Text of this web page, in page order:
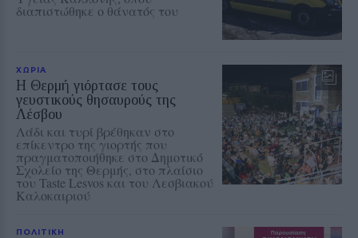
διαπιστώθηκε ο θάνατός του
ΧΩΡΙΑ
Η Θερμή γιόρτασε τους
γευστικούς θησαυρούς της
Λέσβου
Λάδι και τυρί βρέθηκαν στο
επίκεντρο της γιορτής που
πραγματοποιήθηκε στο Δημοτικό
Σχολείο της Θερμής, στο πλαίσιο
του Taste Lesvos και του Λεσβιακού
Καλοκαιριού
ΠΟΛΙΤΙΚΗ